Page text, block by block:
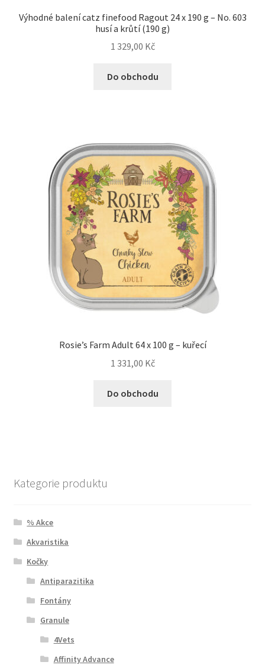
Výhodné balení catz finefood Ragout 24 x 190 g – No. 603
husí a krůtí (190 g)
1 329,00 Kč
Do obchodu
Rosie’s Farm Adult 64 x 100 g – kuřecí
1 331,00 Kč
Do obchodu
Kategorie produktu
% Akce
Akvaristika
Kočky
Antiparazitika
Fontány
Granule
4Vets
Affinity Advance